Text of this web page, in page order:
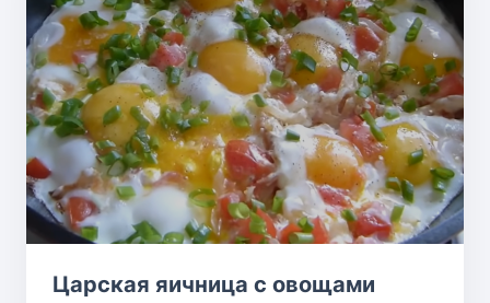
Царская яичница с овощами